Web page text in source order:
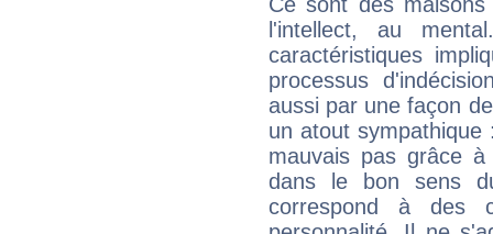
Ce sont des
l'intellect, au
caractéristiques
processus
aussi par une façon
un atout
mauvais pas grâce
dans le bon sens
correspond à des